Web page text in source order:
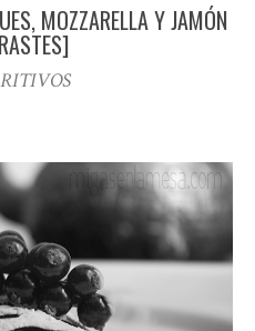
MOZZARELLA Y JAMÓN